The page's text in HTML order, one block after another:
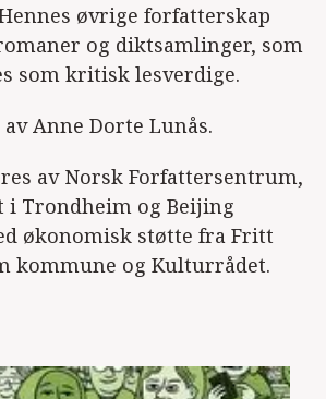
øvrige forfatterskap
og diktsamlinger, som
som kritisk lesverdige.
Anne Dorte Lunås.
av Norsk Forfattersentrum,
Trondheim og Beijing
økonomisk støtte fra Fritt
kommune og Kulturrådet.